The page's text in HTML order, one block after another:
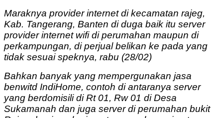
Maraknya provider internet di kecamatan rajeg,
Kab. Tangerang, Banten di duga baik itu server
provider internet wifi di perumahan maupun di
perkampungan, di perjual belikan ke pada yang
tidak sesuai speknya, rabu (28/02)
Bahkan banyak yang mempergunakan jasa
benwitd IndiHome, contoh di antaranya server
yang berdomisili di Rt 01, Rw 01 di Desa
Sukamanah dan juga server di perumahan bukit